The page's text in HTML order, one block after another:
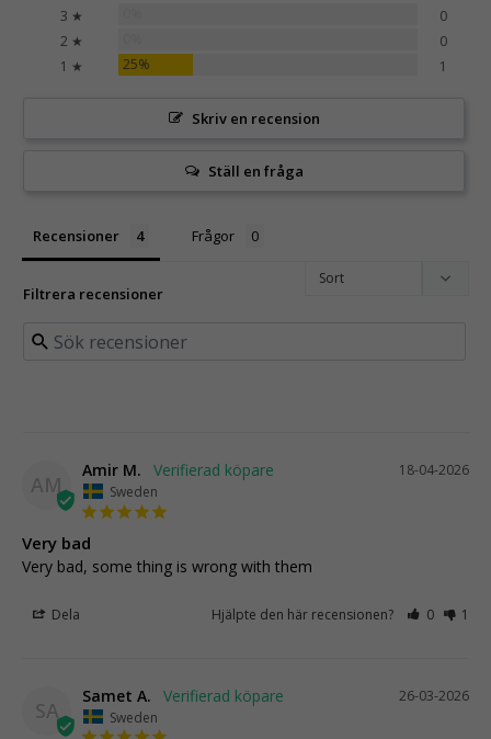
3 ★
0
2 ★
0
1 ★
25% 1
Skriv en recension
Ställ en fråga
Recensioner Frågor
Filtrera recensioner
AM
18-04-2026
Amir M.
Sweden
Very bad
Very bad, some thing is wrong with them
Dela Hjälpte den här recensionen? 0 1
SA
26-03-2026
Samet A.
Sweden